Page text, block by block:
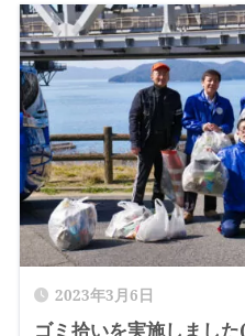
2023年3月6日
ゴミ拾いを実施しまし